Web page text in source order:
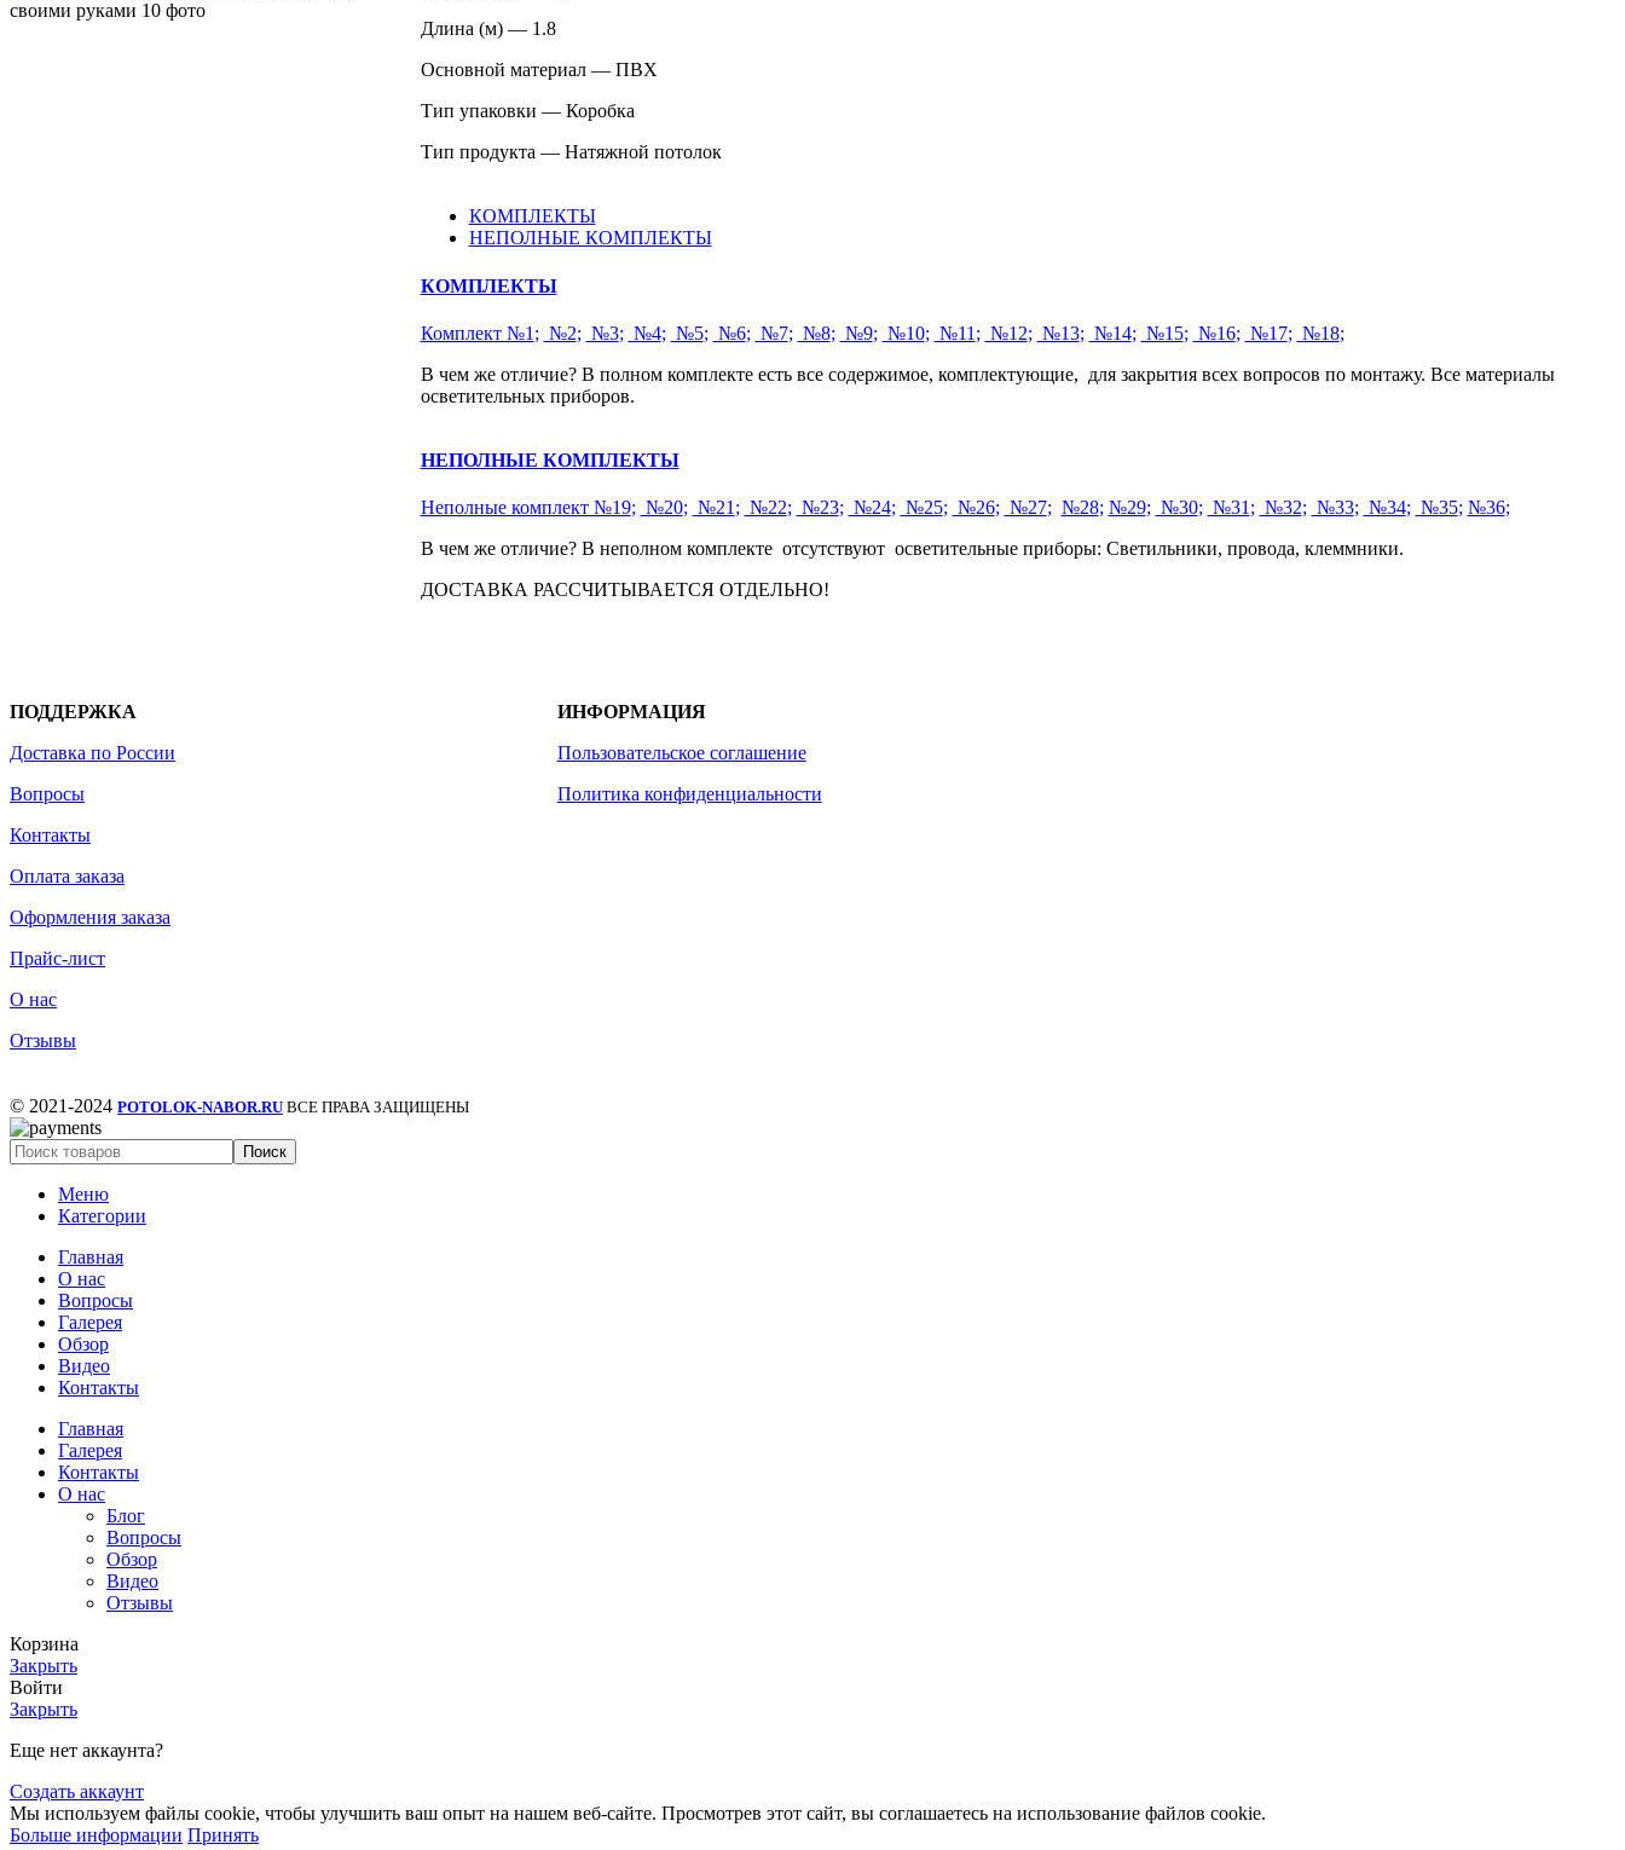
Длина (м) — 1.8
Основной материал — ПВХ
Тип упаковки — Коробка
Тип продукта — Натяжной потолок
КОМПЛЕКТЫ
НЕПОЛНЫЕ КОМПЛЕКТЫ
КОМПЛЕКТЫ
Комплект №1 ; №2; №3; №4; №5; №6; №7; №8; №9; №10; №11 ; №12; №13; №14; №15; №16; №17; №18;
В чем же отличие? В полном комплекте есть все содержимое, комплектующие, для закрытия всех вопросов по монтажу. Все материалы
осветительных приборов.
НЕПОЛНЫЕ КОМПЛЕКТЫ
Неполные комплект №19; №20; №21 ; №22; №23; №24; №25; №26; №27; №28; №29; №30; №31 ; №32; №33; №34; №35; №36;
В чем же отличие? В неполном комплекте отсутствуют осветительные приборы: Светильники, провода, клеммники.
ДОСТАВКА РАССЧИТЫВАЕТСЯ ОТДЕЛЬНО!
ПОДДЕРЖКА
Доставка по России
Вопросы
Контакты
Оплата заказа
Оформления заказа
Прайс-лист
О нас
Отзывы
ИНФОРМАЦИЯ
Пользовательское соглашение
Политика конфиденциальности
© 2021-2024 POTOLOK-NABOR.RU ВСЕ ПРАВА ЗАЩИЩЕНЫ
Поиск
Меню
Категории
Главная
О нас
Вопросы
Галерея
Обзор
Видео
Контакты
Главная
Галерея
Контакты
О нас
Блог
Вопросы
Обзор
Видео
Отзывы
Корзина
Закрыть
Войти
Закрыть
Еще нет аккаунта?
Создать аккаунт
Мы используем файлы cookie, чтобы улучшить ваш опыт на нашем веб-сайте. Просмотрев этот сайт, вы соглашаетесь на использование файлов cookie.
Больше информации Принять